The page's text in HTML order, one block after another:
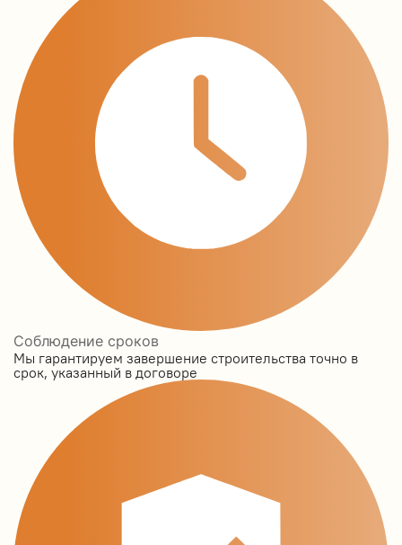
Соблюдение сроков
Мы гарантируем завершение строительства точно в
срок, указанный в договоре